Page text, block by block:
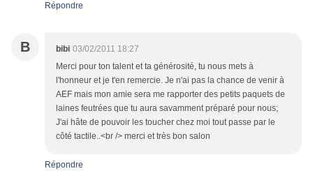
Répondre
B bibi 03/02/2011 18:27
Merci pour ton talent et ta générosité, tu nous mets à
l'honneur et je t'en remercie. Je n'ai pas la chance de venir à
AEF mais mon amie sera me rapporter des petits paquets de
laines feutrées que tu aura savamment préparé pour nous;
J'ai hâte de pouvoir les toucher chez moi tout passe par le
côté tactile..<br /> merci et très bon salon
Répondre